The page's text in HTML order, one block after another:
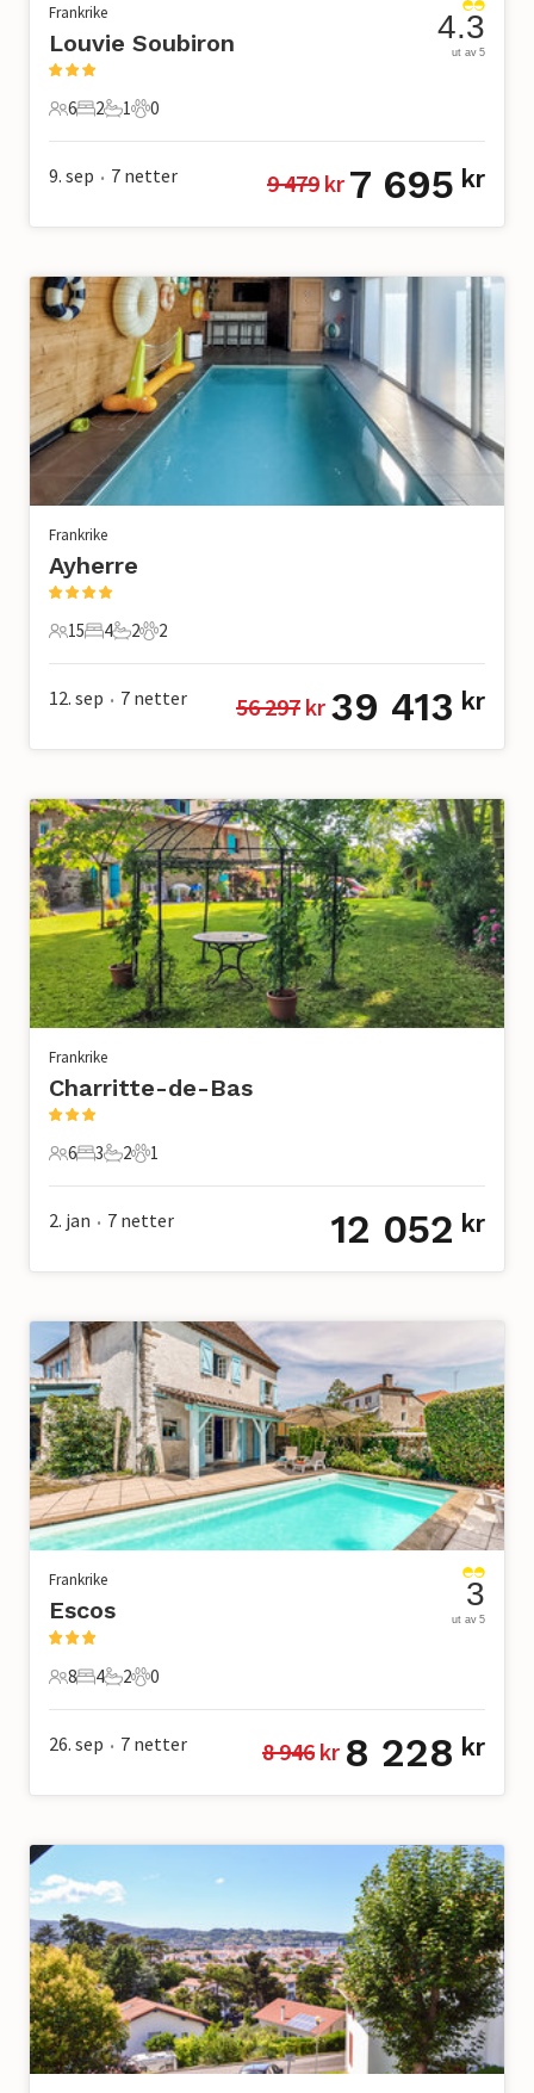
Frankrike
Louvie Soubiron
6 Gjester
6
2 Soverom
2
1 Bad
1
0 Kjæledyr
0
4.3
ut av 5
9. sep • 7 netter 9 479 kr 7 695 kr
Frankrike
Ayherre
15 Gjester
15
4 Soverom
4
2 Bad
2
2 Kjæledyr
2
12. sep • 7 netter 56 297 kr 39 413 kr
Frankrike
Charritte-de-Bas
6 Gjester
6
3 Soverom
3
2 Bad
2
1 Kjæledyr
1
2. jan • 7 netter 12 052 kr
Frankrike
Escos
8 Gjester
8
4 Soverom
4
2 Bad
2
0 Kjæledyr
0
3
ut av 5
26. sep • 7 netter 8 946 kr 8 228 kr